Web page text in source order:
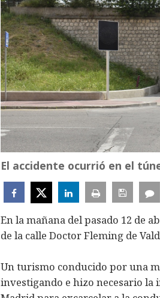
El accidente ocurrió en el
En la mañana del pasado 12 de
de la calle Doctor Fleming de
Un turismo conducido por una
investigando e hizo necesario la